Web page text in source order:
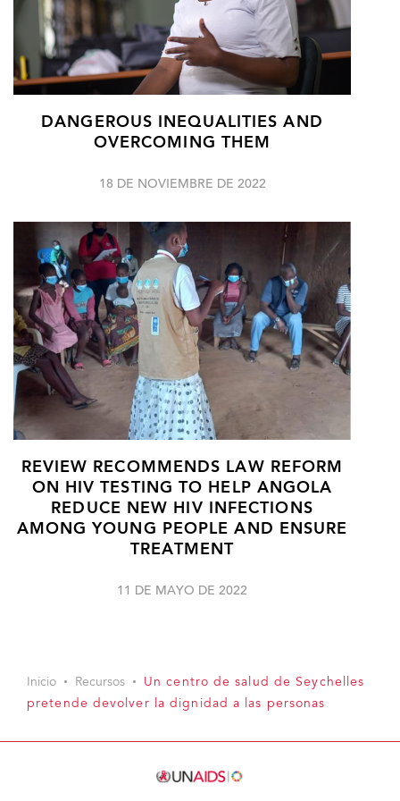
DANGEROUS INEQUALITIES AND
OVERCOMING THEM
18 DE NOVIEMBRE DE 2022
REVIEW RECOMMENDS LAW REFORM
ON HIV TESTING TO HELP ANGOLA
REDUCE NEW HIV INFECTIONS
AMONG YOUNG PEOPLE AND ENSURE
TREATMENT
11 DE MAYO DE 2022
Inicio Recursos
Un centro de salud de Seychelles
pretende devolver la dignidad a las personas